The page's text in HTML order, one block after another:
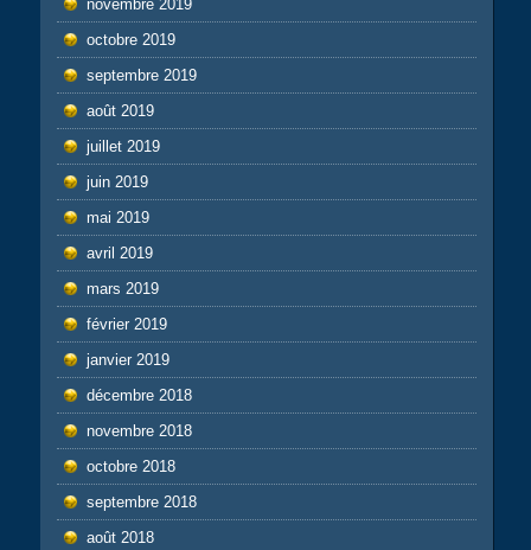
novembre 2019
octobre 2019
septembre 2019
août 2019
juillet 2019
juin 2019
mai 2019
avril 2019
mars 2019
février 2019
janvier 2019
décembre 2018
novembre 2018
octobre 2018
septembre 2018
août 2018